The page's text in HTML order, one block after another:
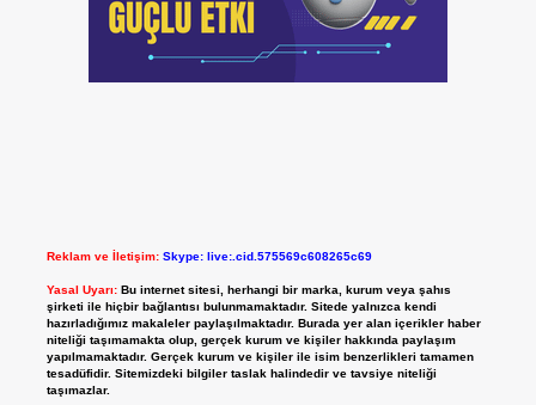
Reklam ve İletişim: Skype: live:.cid.575569c608265c69
Yasal Uyarı: Bu internet sitesi, herhangi bir marka, kurum veya şahıs
şirketi ile hiçbir bağlantısı bulunmamaktadır. Sitede yalnızca kendi
hazırladığımız makaleler paylaşılmaktadır. Burada yer alan içerikler haber
niteliği taşımamakta olup, gerçek kurum ve kişiler hakkında paylaşım
yapılmamaktadır. Gerçek kurum ve kişiler ile isim benzerlikleri tamamen
tesadüfidir. Sitemizdeki bilgiler taslak halindedir ve tavsiye niteliği
taşımazlar.